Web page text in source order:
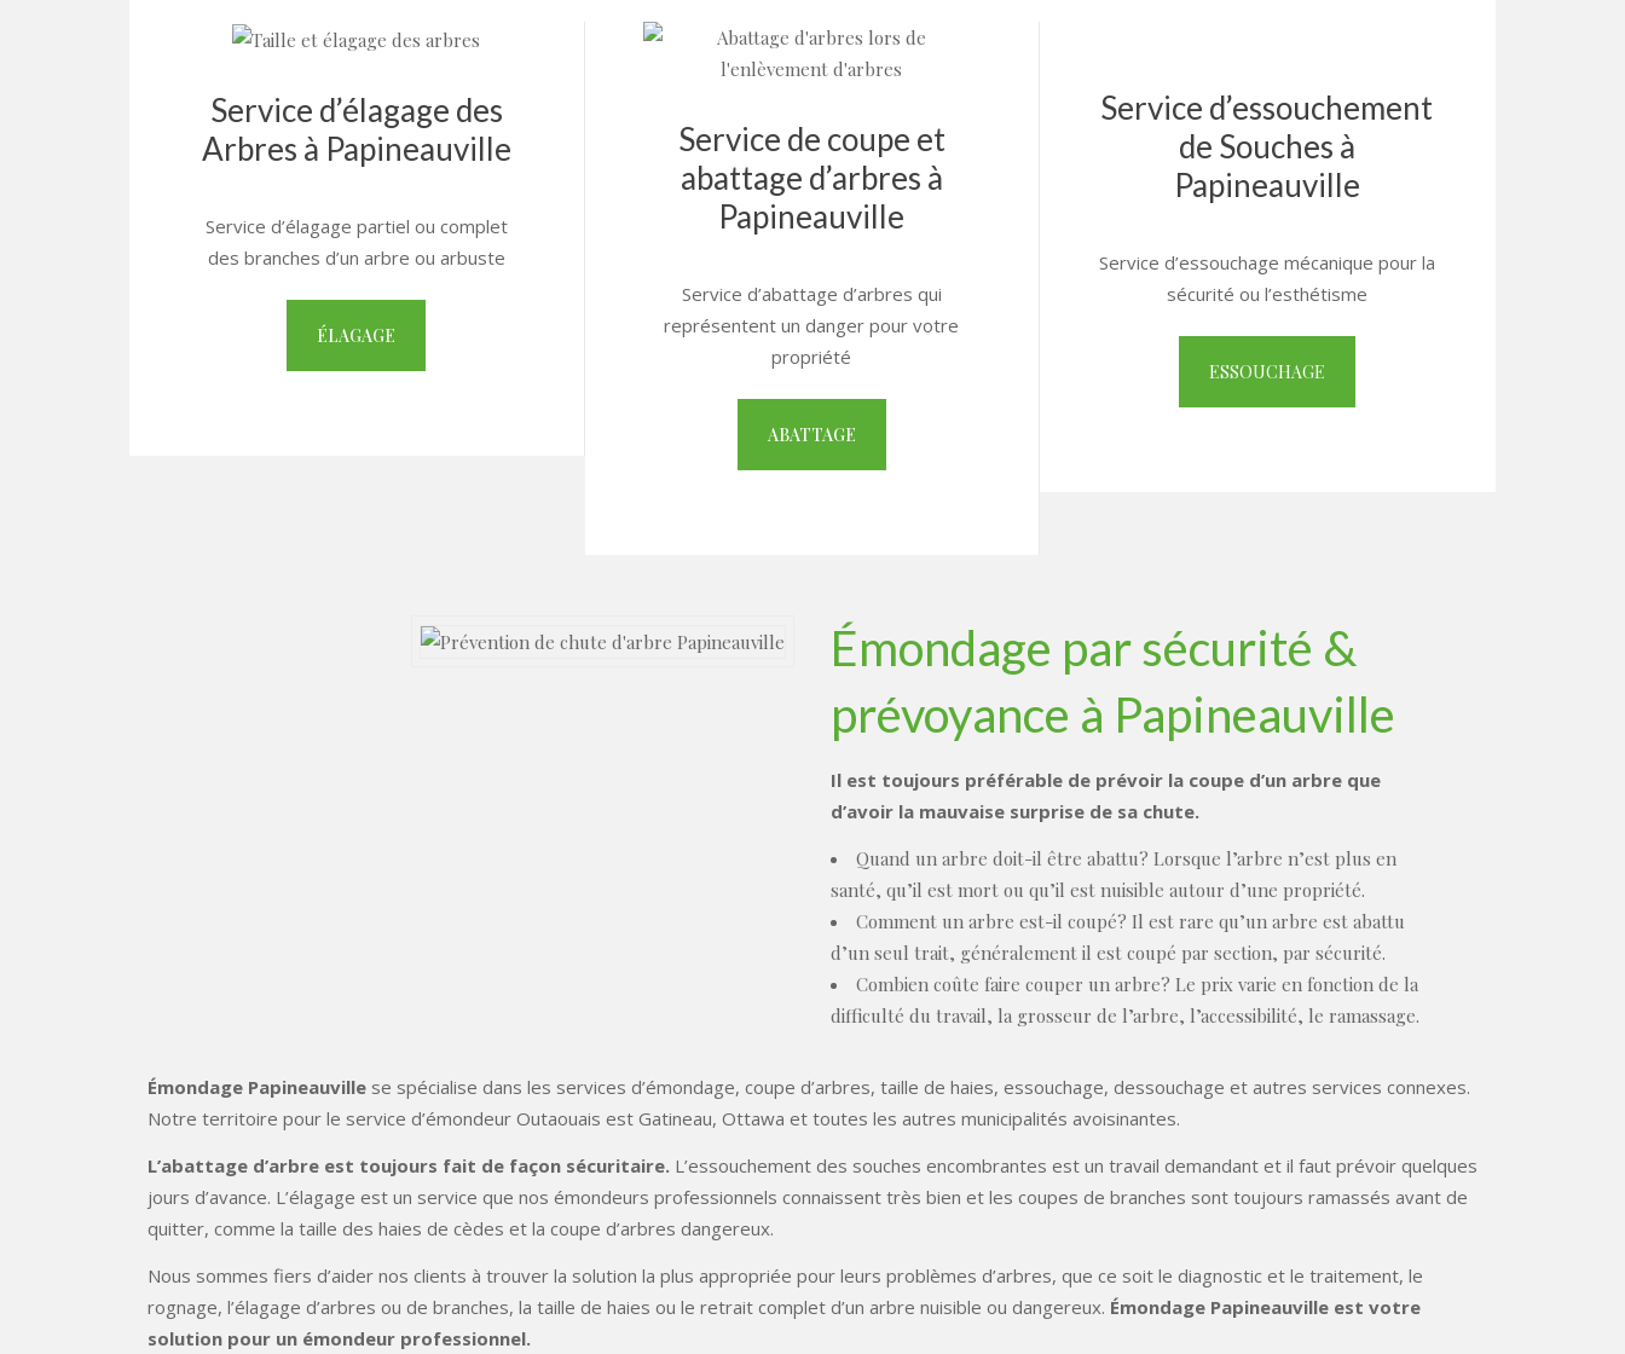
Service d’élagage des
Arbres à Papineauville
Service d’élagage partiel ou complet
des branches d’un arbre ou arbuste
ÉLAGAGE
Service de coupe et
abattage d’arbres à
Papineauville
Service d’abattage d’arbres qui
représentent un danger pour votre
propriété
ABATTAGE
Service d’essouchement
de Souches à
Papineauville
Service d’essouchage mécanique pour la
sécurité ou l’esthétisme
ESSOUCHAGE
Émondage par sécurité &
prévoyance à Papineauville
Il est toujours préférable de prévoir la coupe d’un arbre que
d’avoir la mauvaise surprise de sa chute.
Quand un arbre doit-il être abattu? Lorsque l’arbre n’est plus en
santé, qu’il est mort ou qu’il est nuisible autour d’une propriété.
Comment un arbre est-il coupé? Il est rare qu’un arbre est abattu
d’un seul trait, généralement il est coupé par section, par sécurité.
Combien coûte faire couper un arbre? Le prix varie en fonction de la
difficulté du travail, la grosseur de l’arbre, l’accessibilité, le ramassage.
Émondage Papineauville se spécialise dans les services d’émondage, coupe d’arbres, taille de haies, essouchage, dessouchage et autres services connexes.
Notre territoire pour le service d’émondeur Outaouais est Gatineau, Ottawa et toutes les autres municipalités avoisinantes.
L’abattage d’arbre est toujours fait de façon sécuritaire. L’essouchement des souches encombrantes est un travail demandant et il faut prévoir quelques
jours d’avance. L’élagage est un service que nos émondeurs professionnels connaissent très bien et les coupes de branches sont toujours ramassés avant de
quitter, comme la taille des haies de cèdes et la coupe d’arbres dangereux.
Nous sommes fiers d’aider nos clients à trouver la solution la plus appropriée pour leurs problèmes d’arbres, que ce soit le diagnostic et le traitement, le
rognage, l’élagage d’arbres ou de branches, la taille de haies ou le retrait complet d’un arbre nuisible ou dangereux. Émondage Papineauville est votre
solution pour un émondeur professionnel.